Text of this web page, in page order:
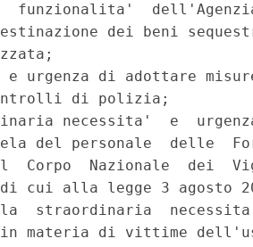
dei beni
e urgenza di adottare
di polizia;
necessita'  e
del personale  delle
Corpo  Nazionale  dei
cui alla legge 3 agosto
straordinaria
materia di vittime